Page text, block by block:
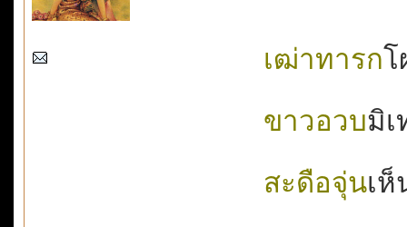
เฒ่าทารกโ
ขาวอวบมิเ
สะดือจุ่นเ